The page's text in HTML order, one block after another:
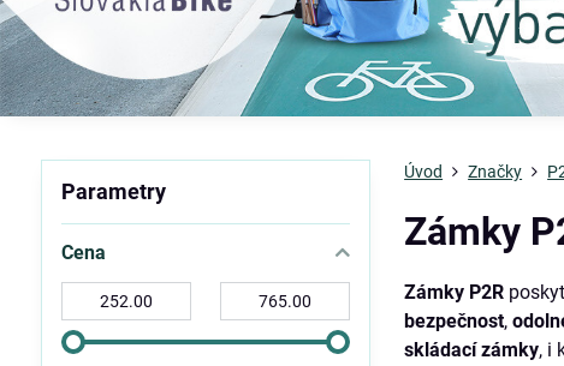
Úvod Značky
Zámky
Zámky P2R
bezpečnost,
skládací zámky, i
Parametry
Cena